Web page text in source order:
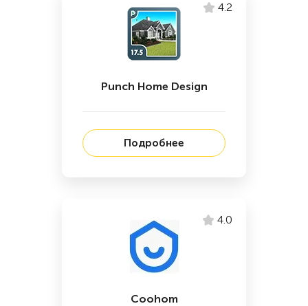
4.2
Punch Home Design
Подробнее
4.0
Coohom